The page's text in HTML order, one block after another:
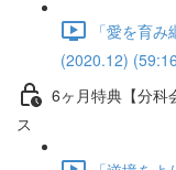
「愛を育
(2020.12)
6ヶ月特典【分
ス